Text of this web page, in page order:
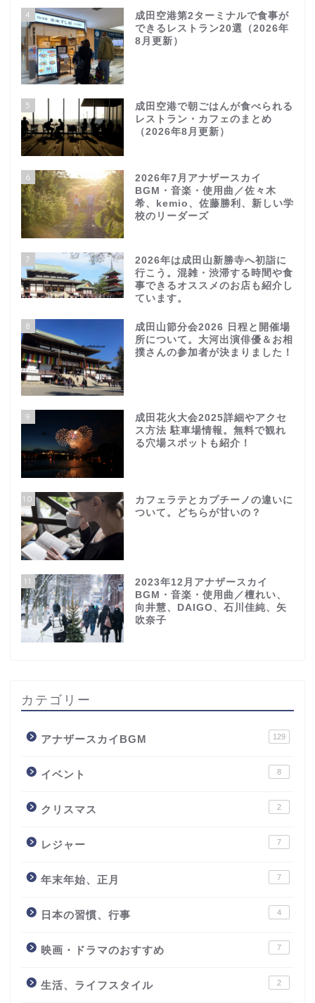
4
成田空港第2ターミナルで食事が
できるレストラン20選（2026年
8月更新）
5
成田空港で朝ごはんが食べられる
レストラン・カフェのまとめ
（2026年8月更新）
6
2026年7月アナザースカイ
BGM・音楽・使用曲／佐々木
希、kemio、佐藤勝利、新しい学
校のリーダーズ
7
2026年は成田山新勝寺へ初詣に
行こう。混雑・渋滞する時間や食
事できるオススメのお店も紹介し
ています。
8
成田山節分会2026 日程と開催場
所について。大河出演俳優＆お相
撲さんの参加者が決まりました！
9
成田花火大会2025詳細やアクセ
ス方法 駐車場情報。無料で観れ
る穴場スポットも紹介！
10
カフェラテとカプチーノの違いに
ついて。どちらが甘いの？
11
2023年12月アナザースカイ
BGM・音楽・使用曲／檀れい、
向井慧、DAIGO、石川佳純、矢
吹奈子
カテゴリー
アナザースカイBGM 129
イベント 8
クリスマス 2
レジャー 7
年末年始、正月 7
日本の習慣、行事 4
映画・ドラマのおすすめ 7
生活、ライフスタイル 2